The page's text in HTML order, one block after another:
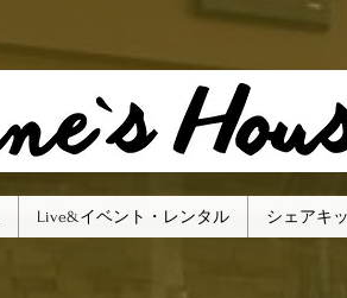
Live&イベント・レンタル シェアキ